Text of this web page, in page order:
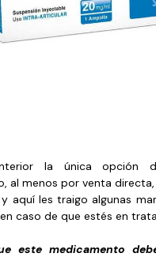
la única opción
al menos por venta
aquí les traigo algunas
caso de que estés en
este medicamento